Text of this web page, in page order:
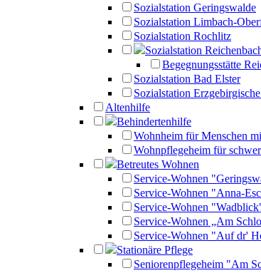
Sozialstation Geringswalde
Sozialstation Limbach-
Sozialstation Rochlitz
Sozialstation
Begegnungsstätte
Sozialstation Bad Elster
Sozialstation
Altenhilfe
Behindertenhilfe
Wohnheim für Menschen
Wohnpflegeheim für
Betreutes Wohnen
Service-Wohnen
Service-Wohnen "Anna-
Service-Wohnen
Service-Wohnen „Am
Service-Wohnen "Auf dr'
Stationäre Pflege
Seniorenpflegeheim "Am